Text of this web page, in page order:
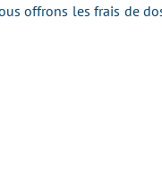
offrons les frais de